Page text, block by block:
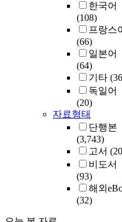
한국어
(108)
프랑스
(66)
일본어
(64)
기타
독일어
(20)
자료형태
단행본
(3,743)
고서
비도서
(93)
해외
(32)